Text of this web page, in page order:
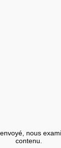
nous
contenu.